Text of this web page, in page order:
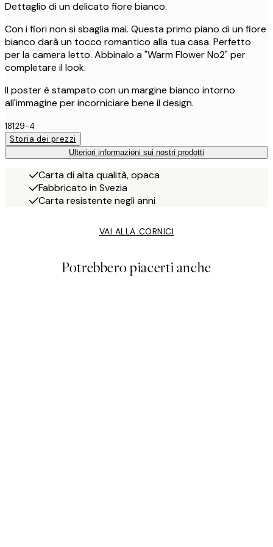
Dettaglio di un delicato fiore bianco.
Con i fiori non si sbaglia mai. Questa primo piano di un fiore
bianco darà un tocco romantico alla tua casa. Perfetto
per la camera letto. Abbinalo a "Warm Flower No2" per
completare il look.
Il poster è stampato con un margine bianco intorno
all'immagine per incorniciare bene il design.
18129-4
Storia dei prezzi
Ulteriori informazioni sui nostri prodotti
Carta di alta qualità, opaca
Fabbricato in Svezia
Carta resistente negli anni
VAI ALLA CORNICI
Potrebbero piacerti anche